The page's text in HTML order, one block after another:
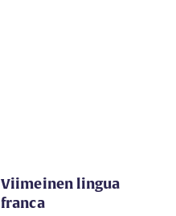
Viimeinen lingua
franca